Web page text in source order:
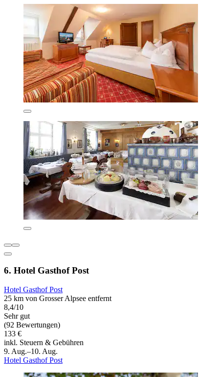
6. Hotel Gasthof Post
Hotel Gasthof Post
25 km von Grosser Alpsee entfernt
8,4/10
Sehr gut
(92 Bewertungen)
133 €
inkl. Steuern & Gebühren
9. Aug.–10. Aug.
Hotel Gasthof Post